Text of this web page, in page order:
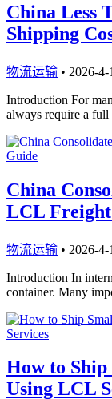
China Less
Shipping
物流运输 • 2026-
Introduction For
always require a
China
LCL
物流运输 • 2026-
Introduction In
container. Many
How to
Using LCL